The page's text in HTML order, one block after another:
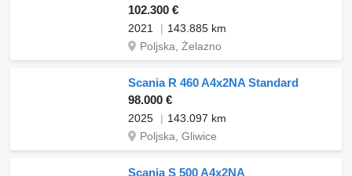
102.300 €
2021
143.885 km
Poljska, Żelazno
Scania R 460 A4x2NA Standard
98.000 €
2025
143.097 km
Poljska, Gliwice
Scania S 500 A4x2NA